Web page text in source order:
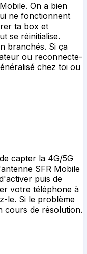
On a bien
ne fonctionnent
ta box et
se réinitialise.
branchés. Si ça
ou reconnecte-
chez toi ou
capter la 4G/5G
SFR Mobile
puis de
votre téléphone à
le. Si le problème
cours de résolution.